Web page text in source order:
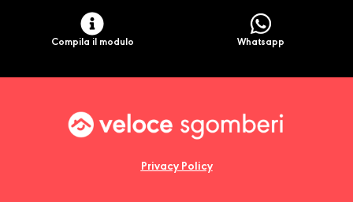
Compila il modulo Whatsapp
Privacy Policy